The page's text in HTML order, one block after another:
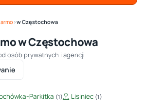
›w Częstochowa
w Częstochowa
osób prywatnych i agencji
Parkitka (1) Lisiniec (1)